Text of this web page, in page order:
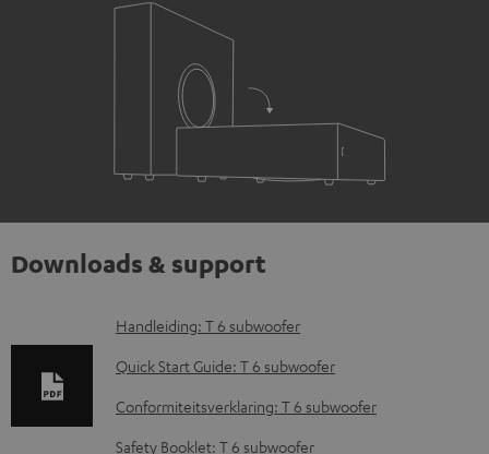
Downloads & support
D
o
Handleiding: T 6 subwoofer
Quick Start Guide: T 6 subwoofer
Conformiteitsverklaring: T 6 subwoofer
Safety Booklet: T 6 subwoofer